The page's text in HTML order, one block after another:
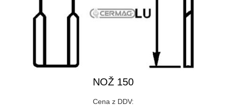
NOŽ 150
Cena z DDV: